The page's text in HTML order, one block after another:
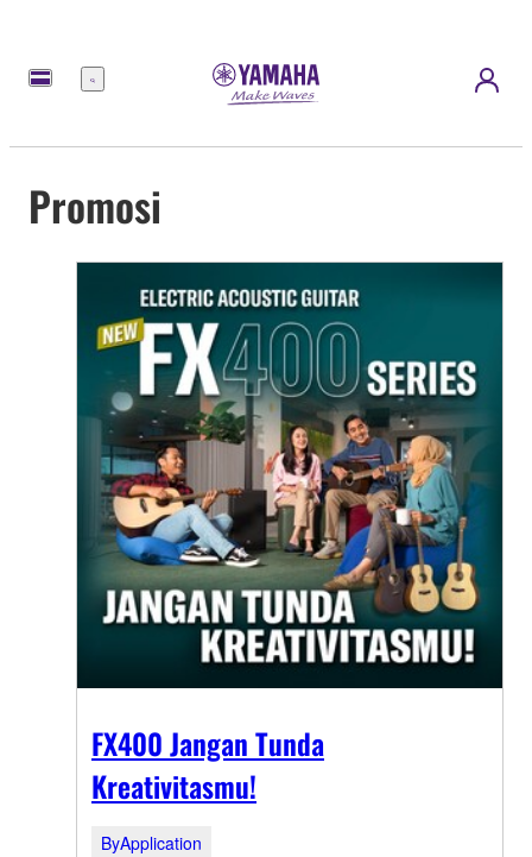
Menu
Promosi
FX400 Jangan Tunda
Kreativitasmu!
ByApplication